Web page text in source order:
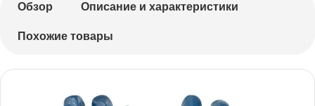
Обзор Описание и характеристики
Похожие товары